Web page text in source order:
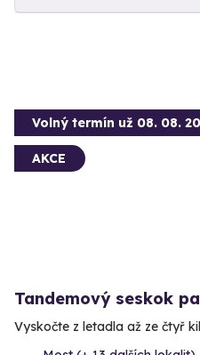
Volný termín už 08. 08.
AKCE
Tandemový seskok
Vyskočte z letadla až ze čtyř